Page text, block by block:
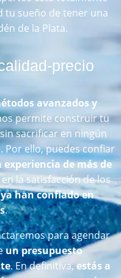
tu sueño de tener una
de la Plata.
precio
avanzados y
permite construir tu
sacrificar en ningún
Por ello, puedes confiar
de más de
la satisfacción de los
han confiado en
.
para agendar
un presupuesto
. En definitiva,estás a